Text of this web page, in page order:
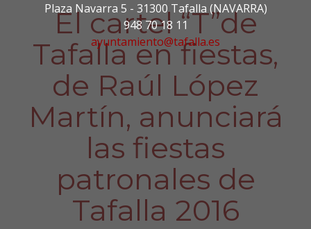
Plaza Navarra 5 - 31300 Tafalla (NAVARRA)
948 70 18 11
ayuntamiento@tafalla.es
El cartel “T”de
Tafalla en fiestas,
de Raúl López
Martín, anunciará
las fiestas
patronales de
Tafalla 2016